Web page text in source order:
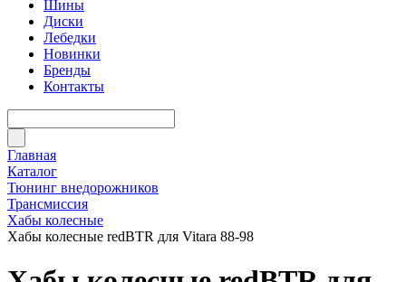
Шины
Диски
Лебедки
Новинки
Бренды
Контакты
Главная
Каталог
Тюнинг внедорожников
Трансмиссия
Хабы колесные
Хабы колесные redBTR для Vitara 88-98